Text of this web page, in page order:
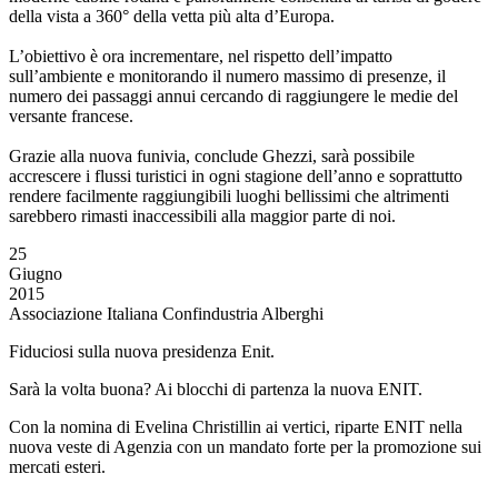
della vista a 360° della vetta più alta d’Europa.
L’obiettivo è ora incrementare, nel rispetto dell’impatto
sull’ambiente e monitorando il numero massimo di presenze, il
numero dei passaggi annui cercando di raggiungere le medie del
versante francese.
Grazie alla nuova funivia, conclude Ghezzi, sarà possibile
accrescere i flussi turistici in ogni stagione dell’anno e soprattutto
rendere facilmente raggiungibili luoghi bellissimi che altrimenti
sarebbero rimasti inaccessibili alla maggior parte di noi.
25
Giugno
2015
Associazione Italiana Confindustria Alberghi
Fiduciosi sulla nuova presidenza Enit.
Sarà la volta buona? Ai blocchi di partenza la nuova ENIT.
Con la nomina di Evelina Christillin ai vertici, riparte ENIT nella
nuova veste di Agenzia con un mandato forte per la promozione sui
mercati esteri.